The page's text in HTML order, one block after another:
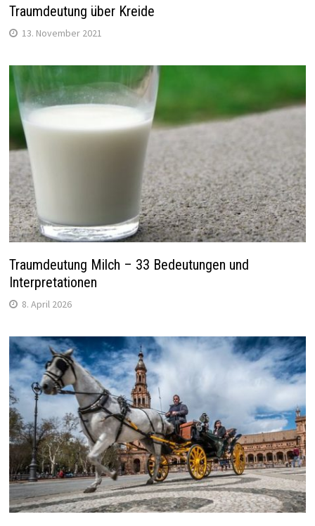
Traumdeutung über Kreide
13. November 2021
Traumdeutung Milch – 33 Bedeutungen und
Interpretationen
8. April 2026